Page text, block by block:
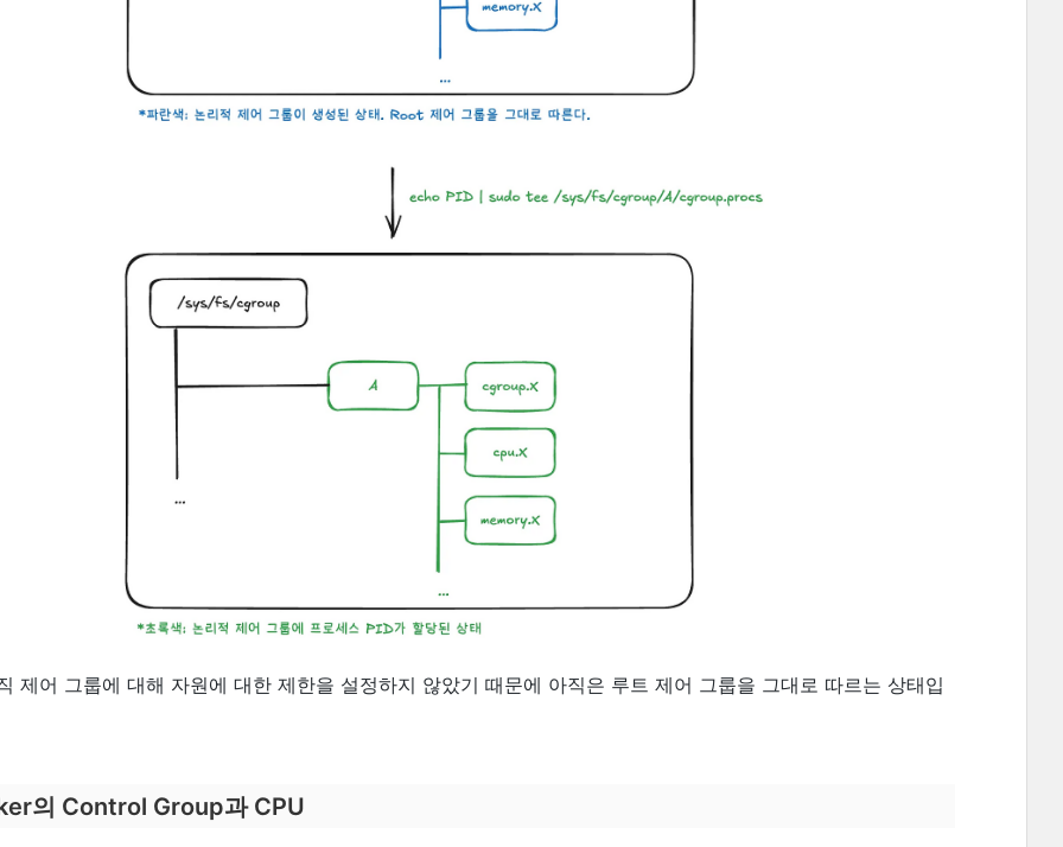
제어 그룹에 대해 자원에 대한 제한을 설정하지 않았기 때문에 아직은 루트 제어 그룹을 그대로 따르는 상태입
의 Control Group과 CPU